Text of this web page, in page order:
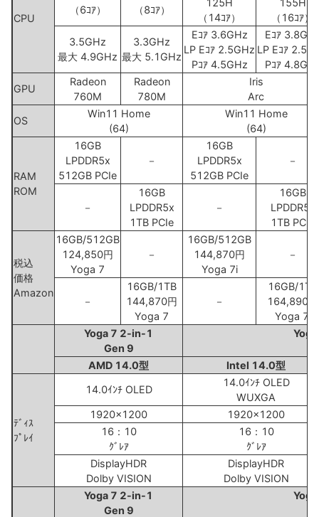
CPU
（6ｺｱ）
（8ｺｱ）
125H
（14ｺｱ）
155H
（16ｺｱ）
3.5GHz
最大 4.9GHz
3.3GHz
最大 5.1GHz
Eｺｱ 3.6GHz
LP Eｺｱ 2.5GHz
Pｺｱ 4.5GHz
Eｺｱ
LP Eｺｱ
Pｺｱ
GPU
Radeon
760M
Radeon
780M
Iris
Arc
OS
Win11 Home
(64)
Win11 Home
(64)
RAM
ROM
16GB
LPDDR5x
512GB PCIe
－
16GB
LPDDR5x
512GB PCIe
－
－
16GB
LPDDR5x
1TB PCIe
－
16GB
LPDDR5x
1TB PCIe
税込
価格
Amazon
16GB/512GB
124,850円
Yoga 7
－
16GB/512GB
144,870円
Yoga 7i
－
－
16GB/1TB
144,870円
Yoga 7
－
16GB/1TB
164,890円
Yoga 7i
Yoga 7 2-in-1
Gen 9
AMD 14.0型
Intel 14.0型
ﾃﾞｨｽ
ﾌﾟﾚｲ
14.0ｲﾝﾁ OLED
14.0ｲﾝﾁ OLED
WUXGA
1920x1200
1920x1200
16：10
ｸﾞﾚｱ
16：10
ｸﾞﾚｱ
DisplayHDR
Dolby VISION
DisplayHDR
Dolby VISION
Yoga 7 2-in-1
Gen 9